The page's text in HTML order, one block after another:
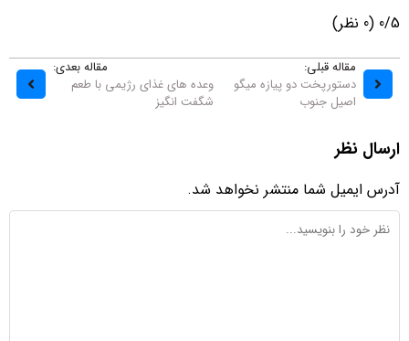
0/5 (0 نظر)
مقاله قبلی:
دستورپخت دو پیازه میگو
اصیل جنوب
مقاله بعدی:
وعده های غذای رژیمی با طعم
شگفت انگیز
ارسال نظر
آدرس ایمیل شما منتشر نخواهد شد.